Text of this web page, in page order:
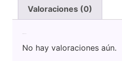
Valoraciones (0)
No hay valoraciones aún.